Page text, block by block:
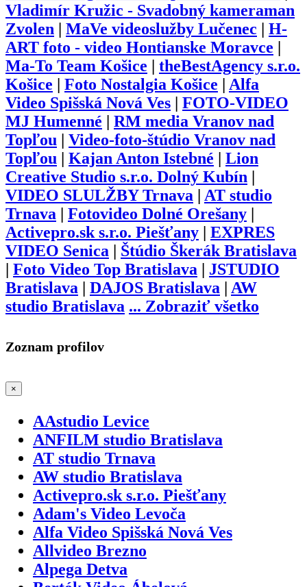
Vladimír Kružic - Svadobný kameraman
Zvolen
MaVe videoslužby Lučenec
H-
ART foto - video Hontianske Moravce
Ma-To Team Košice
theBestAgency s.r.o.
Košice
Foto Nostalgia Košice
Alfa
Video Spišská Nová Ves
FOTO-VIDEO
MJ Humenné
RM media Vranov nad
Topľou
Video-foto-štúdio Vranov nad
Topľou
Kajan Anton Istebné
Lion
Creative Studio s.r.o. Dolný Kubín
VIDEO SLULŽBY Trnava
AT studio
Trnava
Fotovideo Dolné Orešany
Activepro.sk s.r.o. Piešťany
EXPRES
VIDEO Senica
Štúdio Škerák Bratislava
Foto Video Top Bratislava
JSTUDIO
Bratislava
DAJOS Bratislava
AW
studio Bratislava ... Zobraziť všetko
Zoznam profilov
×
AAstudio Levice
ANFILM studio Bratislava
AT studio Trnava
AW studio Bratislava
Activepro.sk s.r.o. Piešťany
Adam's Video Levoča
Alfa Video Spišská Nová Ves
Allvideo Brezno
Alpega Detva